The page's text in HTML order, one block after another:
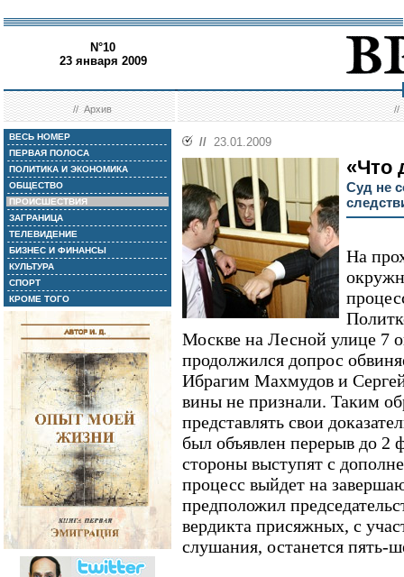
N°10
23 января 2009
//Архив //
ВЕСЬ НОМЕР
ПЕРВАЯ ПОЛОСА
ПОЛИТИКА И ЭКОНОМИКА
ОБЩЕСТВО
ПРОИСШЕСТВИЯ
ЗАГРАНИЦА
ТЕЛЕВИДЕНИЕ
БИЗНЕС И ФИНАНСЫ
КУЛЬТУРА
СПОРТ
КРОМЕ ТОГО
// 23.01.2009
«Что
Суд не
На
Москве на Лесной улице 7
продолжился допрос
Ибрагим Махмудов и
вины не признали. Таким
представлять свои
был объявлен перерыв до 2
стороны выступят с
процесс выйдет на
предположил
вердикта присяжных, с
слушания, останется пять-